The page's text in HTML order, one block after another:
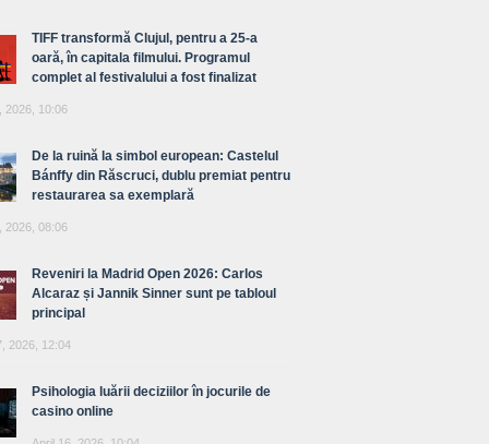
TIFF transformă Clujul, pentru a 25-a
oară, în capitala filmului. Programul
complet al festivalului a fost finalizat
2026, 10:06
De la ruină la simbol european: Castelul
Bánffy din Răscruci, dublu premiat pentru
restaurarea sa exemplară
2026, 08:06
Reveniri la Madrid Open 2026: Carlos
Alcaraz și Jannik Sinner sunt pe tabloul
principal
2026, 12:04
Psihologia luării deciziilor în jocurile de
casino online